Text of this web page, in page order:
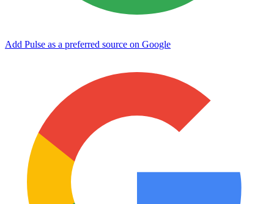
Add Pulse as a preferred source on Google